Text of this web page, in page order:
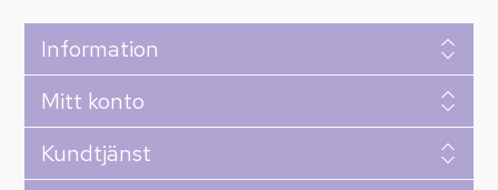
Information
Mitt konto
Kundtjänst